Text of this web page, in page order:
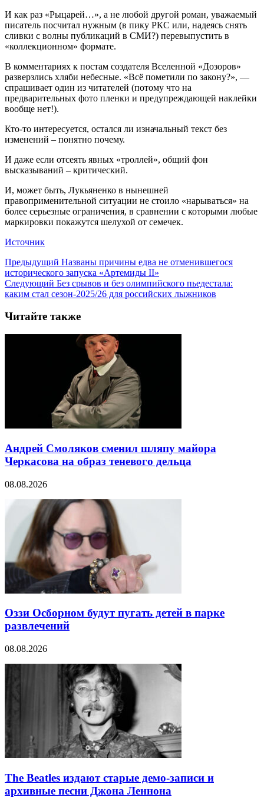
И как раз «Рыцарей…», а не любой другой роман, уважаемый
писатель посчитал нужным (в пику РКС или, надеясь снять
сливки с волны публикаций в СМИ?) перевыпустить в
«коллекционном» формате.
В комментариях к постам создателя Вселенной «Дозоров»
разверзлись хляби небесные. «Всё пометили по закону?», —
спрашивает один из читателей (потому что на
предварительных фото пленки и предупреждающей наклейки
вообще нет!).
Кто-то интересуется, остался ли изначальный текст без
изменений – понятно почему.
И даже если отсеять явных «троллей», общий фон
высказываний – критический.
И, может быть, Лукьяненко в нынешней
правоприменительной ситуации не стоило «нарываться» на
более серьезные ограничения, в сравнении с которыми любые
маркировки покажутся шелухой от семечек.
Источник
Предыдущий Названы причины едва не отменившегося
исторического запуска «Артемиды II»
Следующий Без срывов и без олимпийского пьедестала:
каким стал сезон-2025/26 для российских лыжников
Читайте также
Андрей Смоляков сменил шляпу майора
Черкасова на образ теневого дельца
08.08.2026
Оззи Осборном будут пугать детей в парке
развлечений
08.08.2026
The Beatles издают старые демо-записи и
архивные песни Джона Леннона